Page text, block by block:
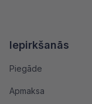
Iepirkšanās
Piegāde
Apmaksa